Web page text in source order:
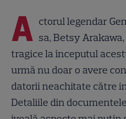
A ctorul legendar
sa, Betsy
tragice la începutul
urmă nu doar o avere
datorii neachitate către
Detaliile din